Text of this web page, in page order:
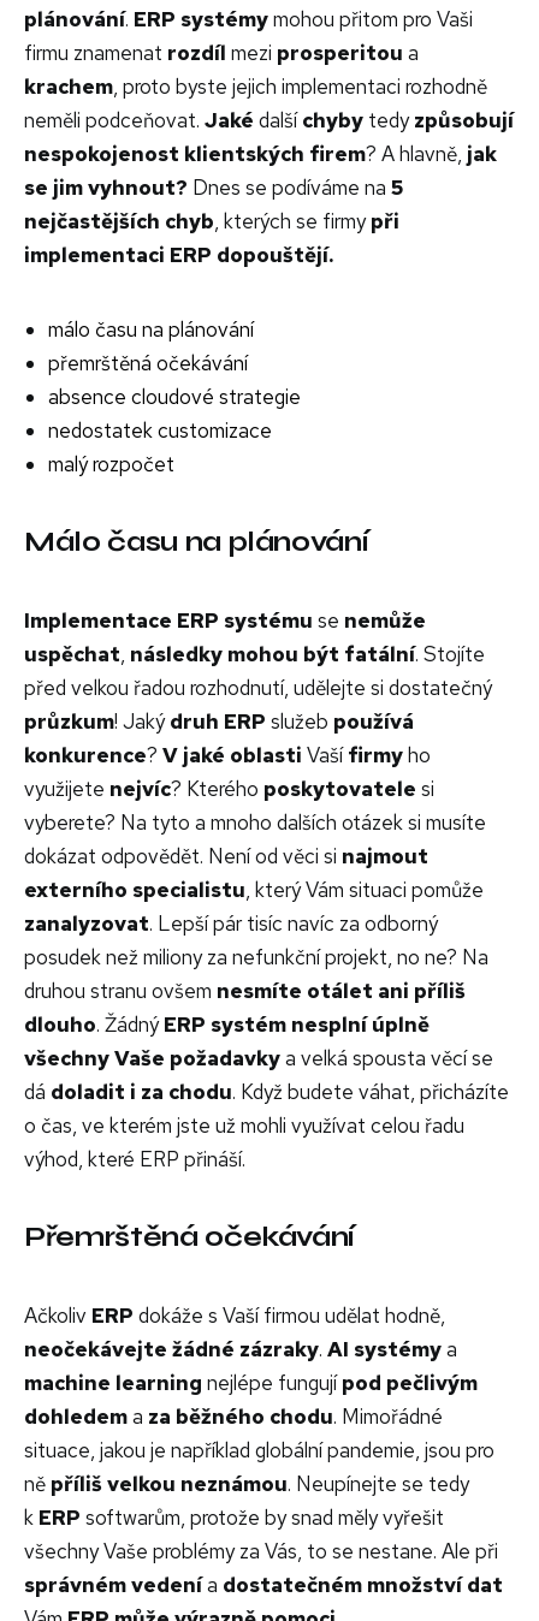
plánování. ERP systémymohou přitom pro Vaši
firmu znamenat rozdíl mezi prosperitou a
krachem, proto byste jejich implementaci rozhodně
neměli podceňovat. Jaké dalšíchyby tedyzpůsobují
nespokojenost klientských firem? A hlavně, jak
se jim vyhnout? Dnes se podíváme na 5
nejčastějších chyb, kterých se firmypři
implementaci ERP dopouštějí.
málo času na plánování
přemrštěná očekávání
absence cloudové strategie
nedostatek customizace
malý rozpočet
Málo času na plánování
Implementace ERP systému se nemůže
uspěchat, následky mohou být fatální. Stojíte
před velkou řadou rozhodnutí, udělejte si dostatečný
průzkum! Jakýdruh ERP služeb používá
konkurence? V jaké oblasti Vašífirmyho
využijete nejvíc? Kterého poskytovatele si
vyberete? Na tyto a mnoho dalších otázek si musíte
dokázat odpovědět. Není od věci si najmout
externího specialistu, který Vám situaci pomůže
zanalyzovat. Lepší pár tisíc navíc za odborný
posudek než miliony za nefunkční projekt, no ne? Na
druhou stranu ovšem nesmíte otálet ani příliš
dlouho. ŽádnýERP systém nesplní úplně
všechny Vaše požadavkya velká spousta věcí se
dá doladit i za chodu. Když budete váhat, přicházíte
o čas, ve kterém jste už mohli využívat celou řadu
výhod, které ERP přináší.
Přemrštěná očekávání
Ačkoliv ERP dokáže s Vaší firmou udělat hodně,
neočekávejte žádné zázraky. AI systémya
machine learning nejlépe fungujípod pečlivým
dohledema za běžného chodu. Mimořádné
situace, jakou je například globální pandemie, jsou pro
ně příliš velkou neznámou. Neupínejte se tedy
k ERP softwarům, protože by snad měly vyřešit
všechny Vaše problémy za Vás, to se nestane. Ale při
správnémvedenía dostatečném množství dat